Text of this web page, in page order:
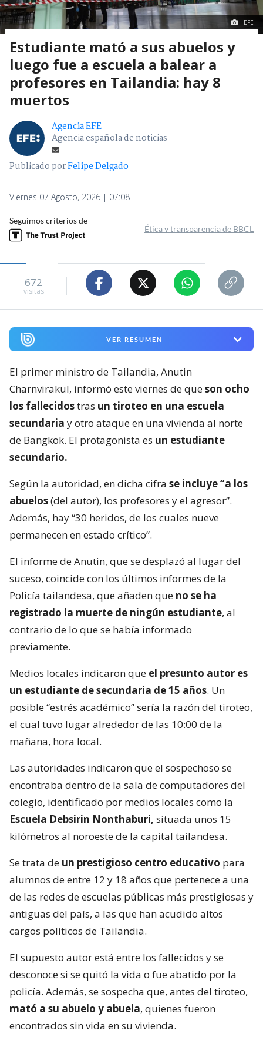
EFE
Estudiante mató a sus abuelos y
luego fue a escuela a balear a
profesores en Tailandia: hay 8
muertos
Agencia EFE
Agencia española de noticias
Publicado porFelipe Delgado
Viernes 07 Agosto, 2026 | 07:08
Seguimos criterios de
Ética y transparencia de BBCL
672
visitas
VER RESUMEN
El primer ministro de Tailandia, Anutin
Charnvirakul, informó este viernes de queson ocho
los fallecidostras un tiroteo en una escuela
secundaria y otro ataque en una vivienda al norte
de Bangkok. El protagonista es un estudiante
secundario.
Según la autoridad, en dicha cifra se incluye “a los
abuelos(del autor), los profesores y el agresor”.
Además, hay “30 heridos, de los cuales nueve
permanecen en estado crítico”.
El informe de Anutin, que se desplazó al lugar del
suceso, coincide con los últimos informes de la
Policía tailandesa, que añaden que no se ha
registrado la muerte de ningún estudiante, al
contrario de lo que se había informado
previamente.
Medios locales indicaron que el presunto autor es
un estudiante de secundaria de 15 años. Un
posible “estrés académico” sería la razón del tiroteo,
el cual tuvo lugar alrededor de las 10:00 de la
mañana, hora local.
Las autoridades indicaron que el sospechoso se
encontraba dentro de la sala de computadores del
colegio, identificado por medios locales como la
Escuela Debsirin Nonthaburi, situada unos 15
kilómetros al noroeste de la capital tailandesa.
Se trata de un prestigioso centro educativo para
alumnos de entre 12 y 18 años que pertenece a una
de las redes de escuelas públicas más prestigiosas y
antiguas del país, a las que han acudido altos
cargos políticos de Tailandia.
El supuesto autor está entre los fallecidos y se
desconoce si se quitó la vida o fue abatido por la
policía. Además, se sospecha que, antes del tiroteo,
mató a su abuelo y abuela, quienes fueron
encontrados sin vida en su vivienda.